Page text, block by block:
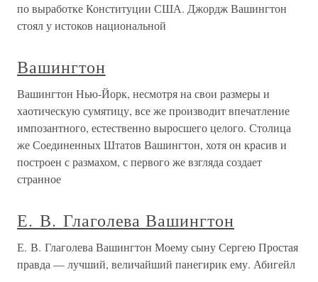
по выработке Конституции США. Джордж Вашингтон
стоял у истоков национальной
Вашингтон
Вашингтон Нью-Йорк, несмотря на свои размеры и
хаотическую сумятицу, все же производит впечатление
импозантного, естественно выросшего целого. Столица
же Соединенных Штатов Вашингтон, хотя он красив и
построен с размахом, с первого же взгляда создает
странное
Е. В. Глаголева Вашингтон
Е. В. Глаголева Вашингтон Моему сыну Сергею Простая
правда — лучший, величайший панегирик ему. Абигейл